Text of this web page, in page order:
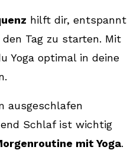
hilft dir, entspannt
Tag zu starten. Mit
Yoga optimal in deine
ausgeschlafen
Schlaf ist wichtig
mit Yoga.